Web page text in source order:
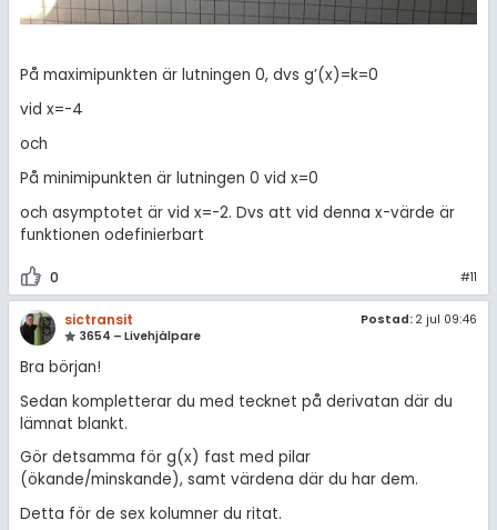
På maximipunkten är lutningen 0, dvs g’(x)=k=0
vid x=-4
och
På minimipunkten är lutningen 0 vid x=0
och asymptotet är vid x=-2. Dvs att vid denna x-värde är
funktionen odefinierbart
0 #11
sictransit
3654 – Livehjälpare
Postad: 2 jul 09:46
Bra början!
Sedan kompletterar du med tecknet på derivatan där du
lämnat blankt.
Gör detsamma för g(x) fast med pilar
(ökande/minskande), samt värdena där du har dem.
Detta för de sex kolumner du ritat.